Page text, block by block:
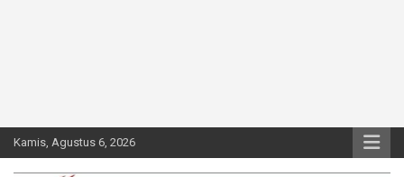
Kamis, Agustus 6, 2026